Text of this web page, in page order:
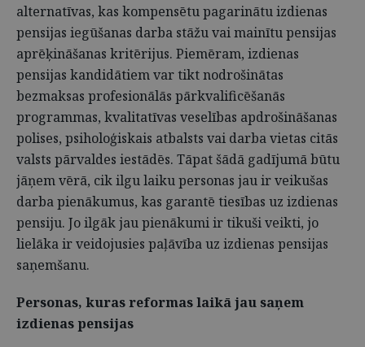
alternatīvas, kas kompensētu pagarinātu izdienas
pensijas iegūšanas darba stāžu vai mainītu pensijas
aprēķināšanas kritērijus. Piemēram, izdienas
pensijas kandidātiem var tikt nodrošinātas
bezmaksas profesionālās pārkvalificēšanās
programmas, kvalitatīvas veselības apdrošināšanas
polises, psiholoģiskais atbalsts vai darba vietas citās
valsts pārvaldes iestādēs. Tāpat šādā gadījumā būtu
jāņem vērā, cik ilgu laiku personas jau ir veikušas
darba pienākumus, kas garantē tiesības uz izdienas
pensiju. Jo ilgāk jau pienākumi ir tikuši veikti, jo
lielāka ir veidojusies paļāvība uz izdienas pensijas
saņemšanu.
Personas, kuras reformas laikā jau saņem
izdienas pensijas